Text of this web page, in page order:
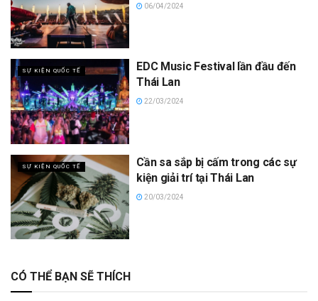
06/04/2024
SỰ KIỆN QUỐC TẾ
EDC Music Festival lần đầu đến
Thái Lan
22/03/2024
SỰ KIỆN QUỐC TẾ
Cần sa sắp bị cấm trong các sự
kiện giải trí tại Thái Lan
20/03/2024
CÓ THỂ BẠN SẼ THÍCH